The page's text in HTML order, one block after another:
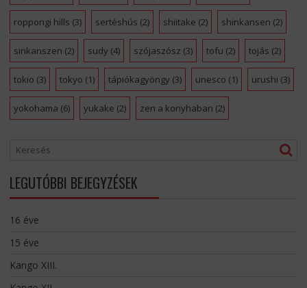
roppongi hills (3) sertéshús (2) shiitake (2) shinkansen (2)
sinkanszen (2) sudy (4) szójaszósz (3) tofu (2) tojás (2)
tokio (3) tokyo (1) tápiókagyöngy (3) unesco (1) urushi (3)
yokohama (6) yukake (2) zen a konyhaban (2)
LEGUTÓBBI BEJEGYZÉSEK
16 éve
15 éve
Kango XIII.